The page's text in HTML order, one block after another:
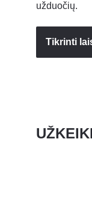
užduočių.
Tikrinti